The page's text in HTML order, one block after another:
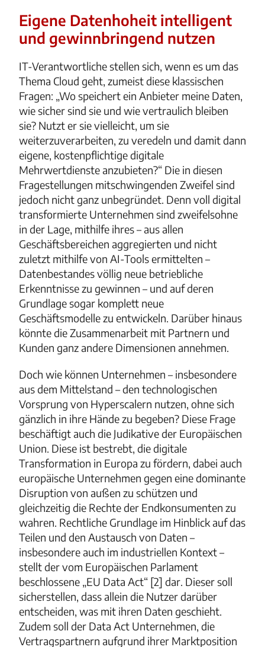
Eigene Datenhoheit intelligent
und gewinnbringend nutzen
IT-Verantwortliche stellen sich, wenn es um das
Thema Cloud geht, zumeist diese klassischen
Fragen: „Wo speichert ein Anbieter meine Daten,
wie sicher sind sie und wie vertraulich bleiben
sie? Nutzt er sie vielleicht, um sie
weiterzuverarbeiten, zu veredeln und damit dann
eigene, kostenpflichtige digitale
Mehrwertdienste anzubieten?“ Die in diesen
Fragestellungen mitschwingenden Zweifel sind
jedoch nicht ganz unbegründet. Denn voll digital
transformierte Unternehmen sind zweifelsohne
in der Lage, mithilfe ihres – aus allen
Geschäftsbereichen aggregierten und nicht
zuletzt mithilfe von AI-Tools ermittelten –
Datenbestandes völlig neue betriebliche
Erkenntnisse zu gewinnen – und auf deren
Grundlage sogar komplett neue
Geschäftsmodelle zu entwickeln. Darüber hinaus
könnte die Zusammenarbeit mit Partnern und
Kunden ganz andere Dimensionen annehmen.
Doch wie können Unternehmen – insbesondere
aus dem Mittelstand – den technologischen
Vorsprung von Hyperscalern nutzen, ohne sich
gänzlich in ihre Hände zu begeben? Diese Frage
beschäftigt auch die Judikative der Europäischen
Union. Diese ist bestrebt, die digitale
Transformation in Europa zu fördern, dabei auch
europäische Unternehmen gegen eine dominante
Disruption von außen zu schützen und
gleichzeitig die Rechte der Endkonsumenten zu
wahren. Rechtliche Grundlage im Hinblick auf das
Teilen und den Austausch von Daten –
insbesondere auch im industriellen Kontext –
stellt der vom Europäischen Parlament
beschlossene „EU Data Act“ [2] dar. Dieser soll
sicherstellen, dass allein die Nutzer darüber
entscheiden, was mit ihren Daten geschieht.
Zudem soll der Data Act Unternehmen, die
Vertragspartnern aufgrund ihrer Marktposition